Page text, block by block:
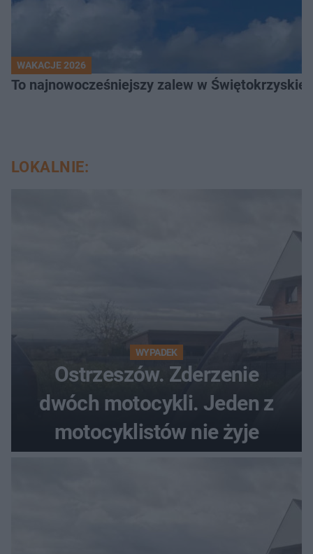
WAKACJE 2026
To najnowocześniejszy zalew w
LOKALNIE:
WYPADEK
Ostrzeszów. Zderzenie
dwóch motocykli. Jeden z
motocyklistów nie żyje